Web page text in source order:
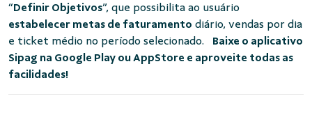
“Definir Objetivos”, que possibilita ao usuário
estabelecer metas de faturamento diário, vendas por dia
e ticket médio no período selecionado.
Baixe o aplicativo
Sipag na Google Play ou AppStore e aproveite todas as
facilidades!